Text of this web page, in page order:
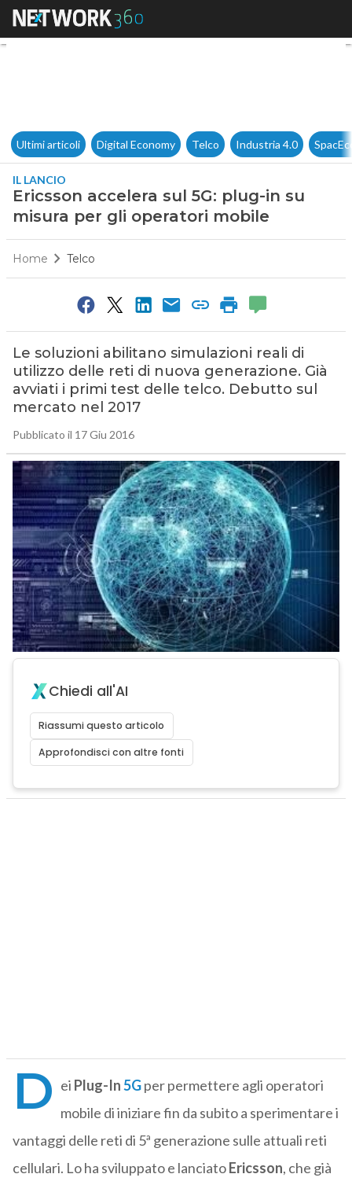
Ericsson accelera sul 5G:
Ultimi articoli Digital Economy Telco Industria 4.0
IL LANCIO
Ericsson accelera sul 5G: plug-in su
misura per gli operatori mobile
Home Telco
Le soluzioni abilitano simulazioni reali di
utilizzo delle reti di nuova generazione. Già
avviati i primi test delle telco. Debutto sul
mercato nel 2017
Pubblicato il 17 Giu 2016
Chiedi all'AI
Riassumi questo articolo
Approfondisci con altre fonti
D ei Plug-In5Gper permettere agli operatori
mobile di iniziare fin da subito a sperimentare i
vantaggi delle reti di 5ª generazione sulle attuali reti
cellulari. Lo ha sviluppato e lanciatoEricsson, che già